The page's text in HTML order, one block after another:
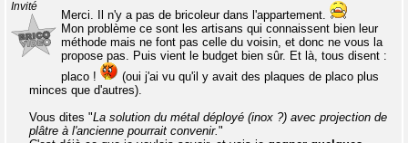
Invité
Merci. Il n'y a pas de bricoleur dans l'appartement.
Mon problème ce sont les artisans qui connaissent bien leur
méthode mais ne font pas celle du voisin, et donc ne vous la
propose pas. Puis vient le budget bien sûr. Et là, tous disent :
placo !
(oui j'ai vu qu'il y avait des plaques de placo plus
minces que d'autres).
Vous dites "La solution du métal déployé (inox ?) avec projection de
plâtre à l'ancienne pourrait convenir."